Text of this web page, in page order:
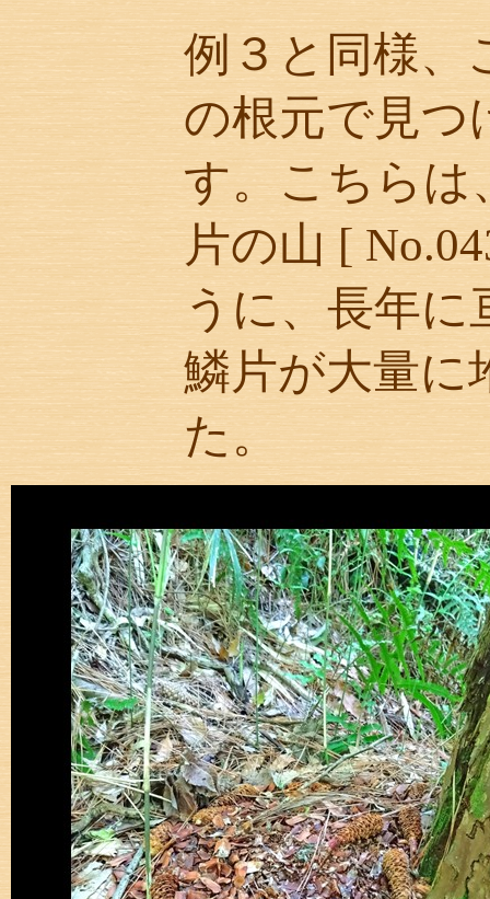
例３と同様、
の根元で見つ
す。こちらは
片の山 [
うに、長年
鱗片が大量に
た。